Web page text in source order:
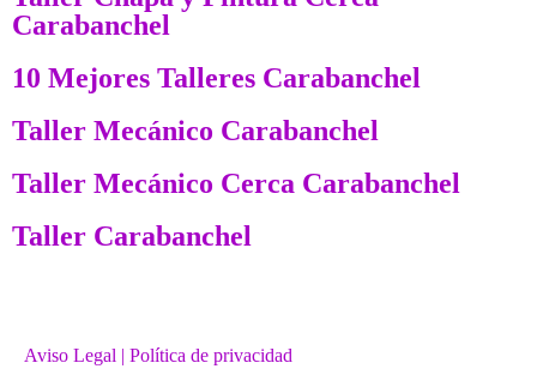
Carabanchel
10 Mejores Talleres Carabanchel
Taller Mecánico Carabanchel
Taller Mecánico Cerca Carabanchel
Taller Carabanchel
Aviso Legal | Política de privacidad